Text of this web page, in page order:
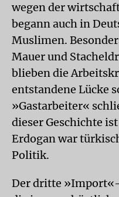
wegen der
begann auch in
Muslimen.
Mauer und
blieben die
entstandene Lücke
»Gastarbeiter«
dieser Geschichte
Erdogan war
Politik.
Der dritte